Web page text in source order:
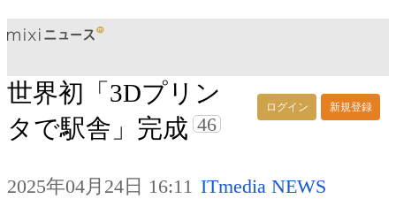
ログイン 新規登録
世界初「3Dプリン
タで駅舎」完成 46
2025年04月24日 16:11 ITmedia NEWS